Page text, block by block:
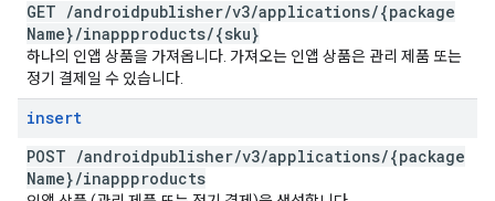
GET /androidpublisher/v3/applications/{package
Name}/inappproducts/{sku}
하나의 인앱 상품을 가져옵니다. 가져오는 인앱 상품은 관리 제품 또는
정기 결제일 수 있습니다.
insert
POST /androidpublisher/v3/applications/{package
Name}/inappproducts